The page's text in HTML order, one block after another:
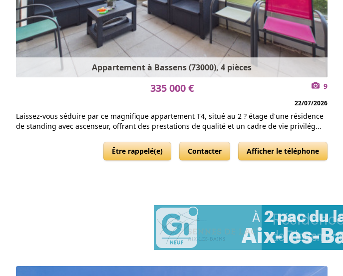
Appartement à Bassens (73000), 4 pièces
335 000 € 9
22/07/2026
Laissez-vous séduire par ce magnifique appartement T4, situé au 2 ? étage d'une résidence
de standing avec ascenseur, offrant des prestations de qualité et un cadre de vie privilég...
Être rappelé(e) Contacter Afficher le téléphone